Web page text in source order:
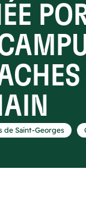
de Saint-Georges ,